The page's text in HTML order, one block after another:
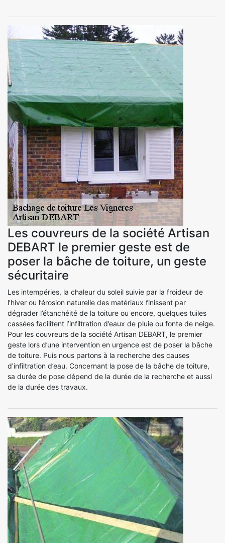
Les couvreurs de la société Artisan
DEBART le premier geste est de
poser la bâche de toiture, un geste
sécuritaire
Les intempéries, la chaleur du soleil suivie par la froideur de
l’hiver ou l’érosion naturelle des matériaux finissent par
dégrader l’étanchéité de la toiture ou encore, quelques tuiles
cassées facilitent l’infiltration d’eaux de pluie ou fonte de neige.
Pour les couvreurs de la société Artisan DEBART, le premier
geste lors d’une intervention en urgence est de poser la bâche
de toiture. Puis nous partons à la recherche des causes
d’infiltration d’eau. Concernant la pose de la bâche de toiture,
sa durée de pose dépend de la durée de la recherche et aussi
de la durée des travaux.